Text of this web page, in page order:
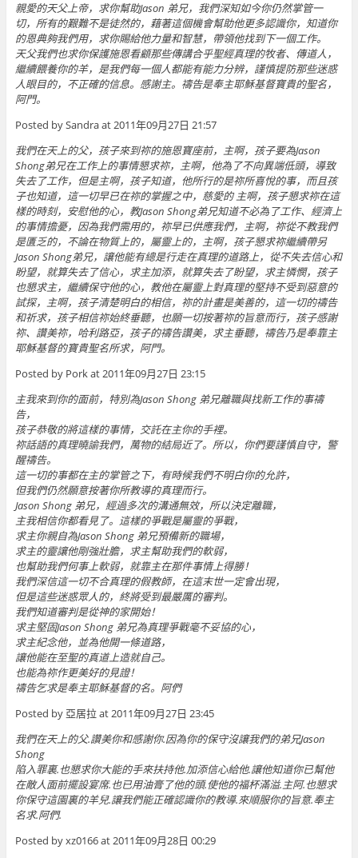
親愛的天父上帝，求你幫助Jason 弟兄，我們深知如今你仍然掌管一
切，所有的艱難不是徒然的，藉著這個機會幫助他更多認識你，知道你
的恩典夠我們用，求你賜給他力量和智慧，帶領他找到下一個工作。
天父我們也求你保護施恩看顧那些傳講合乎聖經真理的牧者、傳道人，
繼續餵養你的羊，是我們每一個人都能有能力分辨，謹慎提防那些迷惑
人眼目的，不正確的信息。感謝主。禱告是奉主耶穌基督寶貴的聖名，
阿門。
Posted by Sandra at 2011年09月27日 21:57
我們在天上的父，孩子來到祢的施恩寶座前，主啊，孩子要為Jason
Shong弟兄在工作上的事情懇求祢，主啊，他為了不向異端低頭，導致
失去了工作，但是主啊，孩子知道，他所行的是祢所喜悅的事，而且孩
子也知道，這一切早已在祢的掌握之中，慈愛的 主啊，孩子懇求祢在這
樣的時刻，安慰他的心，教Jason Shong弟兄知道不必為了工作、經濟上
的事情擔憂，因為我們需用的，祢早已供應我們，主啊，祢從不教我們
是匱乏的，不論在物質上的，屬靈上的，主啊，孩子懇求祢繼續帶另
Jason Shong弟兄，讓他能有總是行走在真理的道路上，從不失去信心和
盼望，就算失去了信心，求主加添，就算失去了盼望，求主憐憫，孩子
也懇求主，繼續保守他的心，教他在屬靈上對真理的堅持不受到惡意的
試探，主啊，孩子清楚明白的相信，祢的計畫是美善的，這一切的禱告
和祈求，孩子相信祢始終垂聽，也願一切按著祢的旨意而行，孩子感謝
祢、讚美祢，哈利路亞，孩子的禱告讚美，求主垂聽，禱告乃是奉靠主
耶穌基督的寶貴聖名所求，阿門。
Posted by Pork at 2011年09月27日 23:15
主我來到你的面前，特別為Jason Shong 弟兄離職與找新工作的事禱
告，
孩子恭敬的將這樣的事情，交託在主你的手裡。
祢話語的真理曉諭我們，萬物的結局近了。所以，你們要謹慎自守，警
醒禱告。
這一切的事都在主的掌管之下，有時候我們不明白你的允許，
但我們仍然願意按著你所教導的真理而行。
Jason Shong 弟兄，經過多次的溝通無效，所以決定離職，
主我相信你都看見了。這樣的爭戰是屬靈的爭戰，
求主你親自為Jason Shong 弟兄預備新的職場，
求主的靈讓他剛強壯膽，求主幫助我們的軟弱，
也幫助我們何事上軟弱，就靠主在那件事情上得勝！
我們深信這一切不合真理的假教師，在這末世一定會出現，
但是這些迷惑眾人的，終將受到最嚴厲的審判。
我們知道審判是從神的家開始！
求主堅固Jason Shong 弟兄為真理爭戰毫不妥協的心，
求主紀念他，並為他開一條道路，
讓他能在至聖的真道上造就自己。
也能為祢作更美好的見證！
禱告乞求是奉主耶穌基督的名。阿們
Posted by 亞居拉 at 2011年09月27日 23:45
我們在天上的父.讚美你和感謝你.因為你的保守沒讓我們的弟兄Jason
Shong
陷入罪裏.也懇求你大能的手來扶持他.加添信心給他.讓他知道你已幫他
在敵人面前擺設宴席.也已用油膏了他的頭.使他的福杯滿溢.主阿.也懇求
你保守這園裏的羊兒.讓我們能正確認識你的教導.來順服你的旨意.奉主
名求.阿們.
Posted by xz0166 at 2011年09月28日 00:29